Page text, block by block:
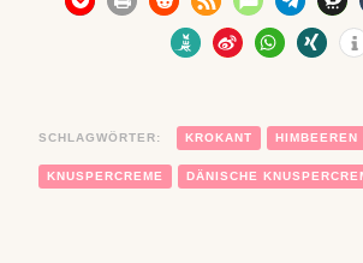
SCHLAGWÖRTER: KROKANT HIMBEEREN
KNUSPERCREME DÄNISCHE